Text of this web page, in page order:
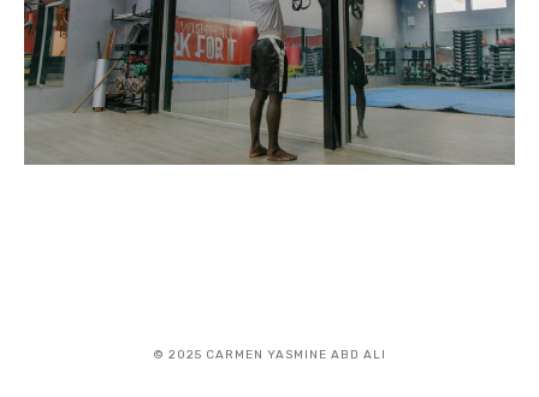
Le Monde Senegal Stories
© 2025 CARMEN YASMINE ABD ALI